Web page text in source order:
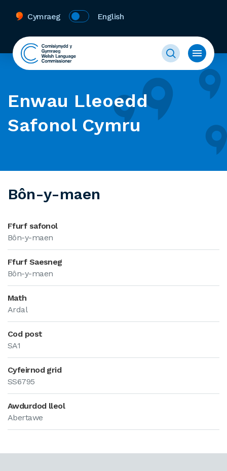
Cymraeg English
Enwau Lleoedd
Safonol Cymru
Bôn-y-maen
Ffurf safonol
Bôn-y-maen
Ffurf Saesneg
Bôn-y-maen
Math
Ardal
Cod post
SA1
Cyfeirnod grid
SS6795
Awdurdod lleol
Abertawe